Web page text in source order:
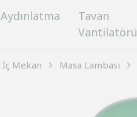
Aydınlatma
Tavan
Vantilatörü
İç Mekan Masa Lambası